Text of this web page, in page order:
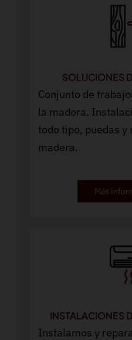
SOLUCIONES
Conjunto de
la madera.
todo tipo, puedas
madera.
Más
INSTALACIONES
Instalamos y